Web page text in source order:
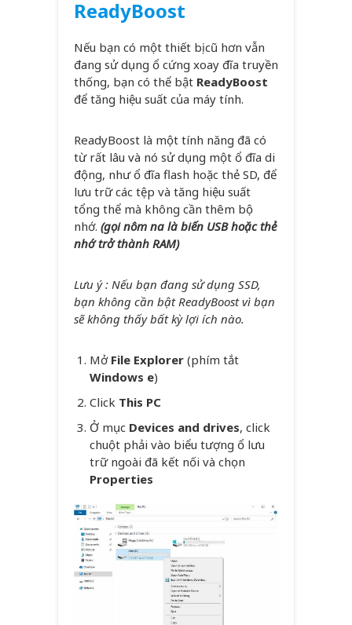
ReadyBoost
Nếu bạn có một thiết bị cũ hơn vẫn
đang sử dụng ổ cứng xoay đĩa truyền
thống, bạn có thể bật ReadyBoost
để tăng hiệu suất của máy tính.
ReadyBoost là một tính năng đã có
từ rất lâu và nó sử dụng một ổ đĩa di
động, như ổ đĩa flash hoặc thẻ SD, để
lưu trữ các tệp và tăng hiệu suất
tổng thể mà không cần thêm bộ
nhớ. (gọi nôm na là biến USB hoặc thẻ
nhớ trở thành RAM)
Lưu ý : Nếu bạn đang sử dụng SSD,
bạn không cần bật ReadyBoost vì bạn
sẽ không thấy bất kỳ lợi ích nào.
Mở File Explorer (phím tắt
Windows e)
Click This PC
Ở mục Devices and drives, click
chuột phải vào biểu tượng ổ lưu
trữ ngoài đã kết nối và chọn
Properties